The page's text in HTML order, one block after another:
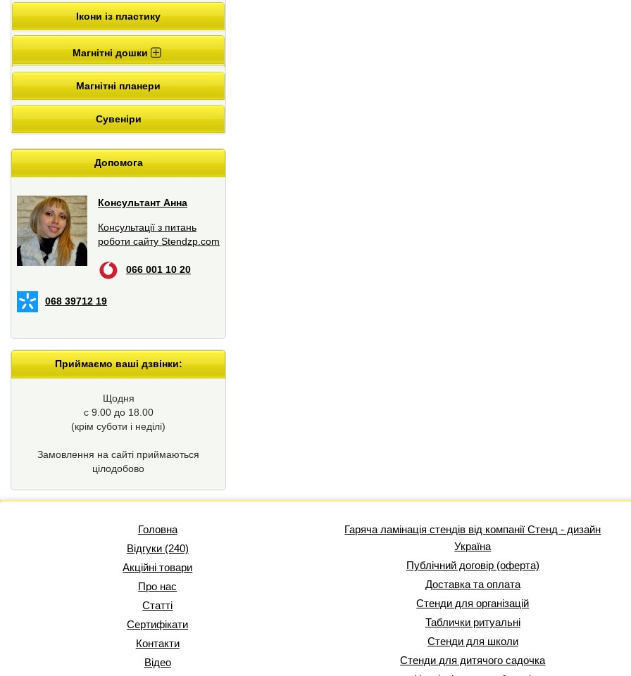
Ікони із пластику
Магнітні дошки
Магнітні планери
Сувеніри
Допомога
Консультант Анна
Консультації з питань
роботи сайту Stendzp.com
066 001 10 20
068 39712 19
Приймаємо ваші дзвінки:
Щодня
с 9.00 до 18.00
(крім суботи і неділі)
Замовлення на сайті приймаються
цілодобово
Головна
Відгуки (240)
Акційні товари
Про нас
Статті
Сертифікати
Контакти
Відео
Гаряча ламінація стендів від компанії Стенд - дизайн
Україна
Публічний договір (оферта)
Доставка та оплата
Стенди для організацій
Таблички ритуальні
Стенди для школи
Стенди для дитячого садочка